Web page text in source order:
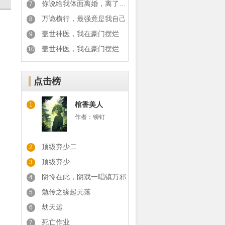
7 你说给我体面离婚，离了你又后悔
8 万诡横行，最强竟是我自己
9 盖世神医，我在豪门摆烂
10 盖世神医，我在豪门摆烂
点击榜
1 棺香美人
作者： 铆钉
2 顶级弃少二
3 顶级弃少
4 阴怜在此，阴戏一唱镇万邪
5 勉传之缘起元落
6 劫天运
7 死亡作业